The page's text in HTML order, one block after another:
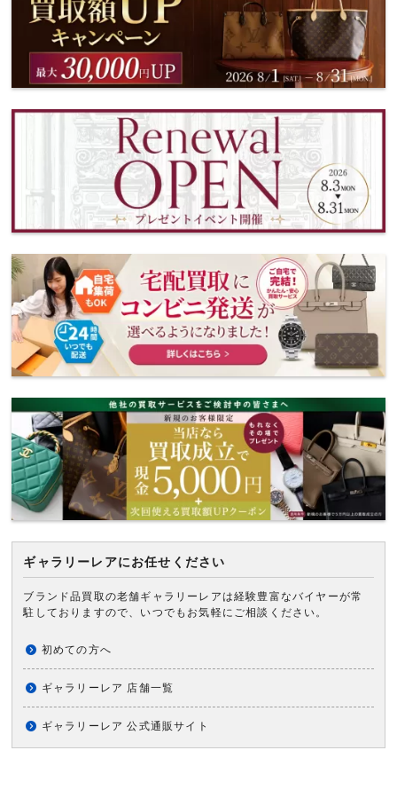
ギャラリーレアにお任せください
ブランド品買取の老舗ギャラリーレアは経験豊富なバイヤーが常
駐しておりますので、いつでもお気軽にご相談ください。
初めての方へ
ギャラリーレア 店舗一覧
ギャラリーレア 公式通販サイト